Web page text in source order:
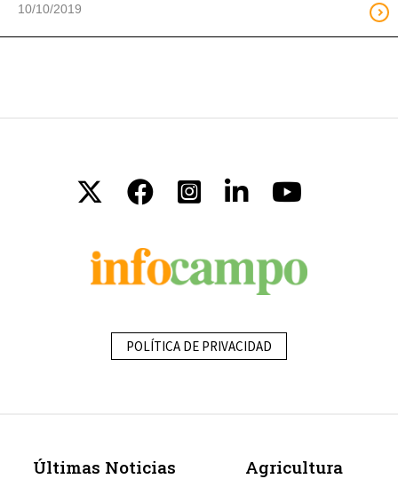
10/10/2019
POLÍTICA DE PRIVACIDAD
Últimas Noticias
Agricultura